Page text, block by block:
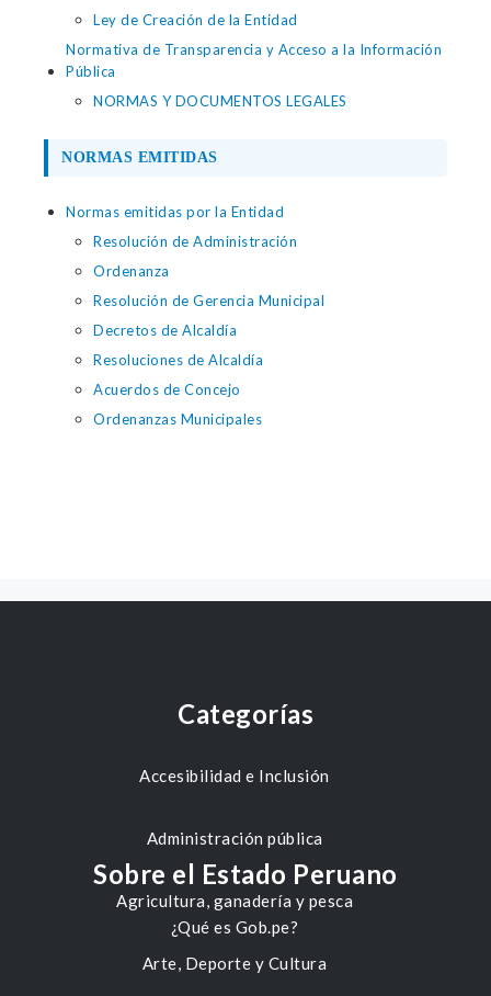
Ley de Creación de la Entidad
Normativa de Transparencia y Acceso a la Información
Pública
NORMAS Y DOCUMENTOS LEGALES
NORMAS EMITIDAS
Normas emitidas por la Entidad
Resolución de Administración
Ordenanza
Resolución de Gerencia Municipal
Decretos de Alcaldía
Resoluciones de Alcaldía
Acuerdos de Concejo
Ordenanzas Municipales
Categorías
Accesibilidad e Inclusión
Administración pública
Agricultura, ganadería y pesca
Arte, Deporte y Cultura
Sobre el Estado Peruano
¿Qué es Gob.pe?